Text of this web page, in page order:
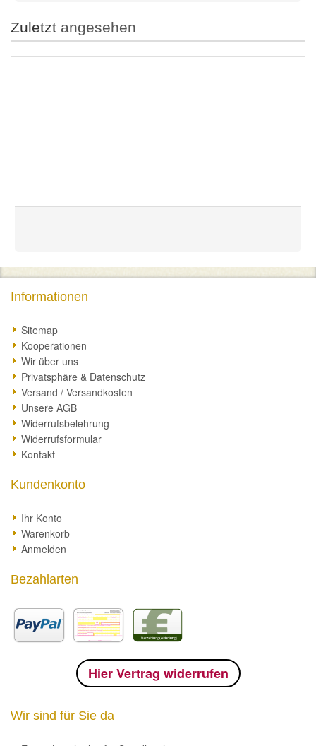
Zuletzt angesehen
Informationen
Sitemap
Kooperationen
Wir über uns
Privatsphäre & Datenschutz
Versand / Versandkosten
Unsere AGB
Widerrufsbelehrung
Widerrufsformular
Kontakt
Kundenkonto
Ihr Konto
Warenkorb
Anmelden
Bezahlarten
Hier Vertrag widerrufen
Wir sind für Sie da